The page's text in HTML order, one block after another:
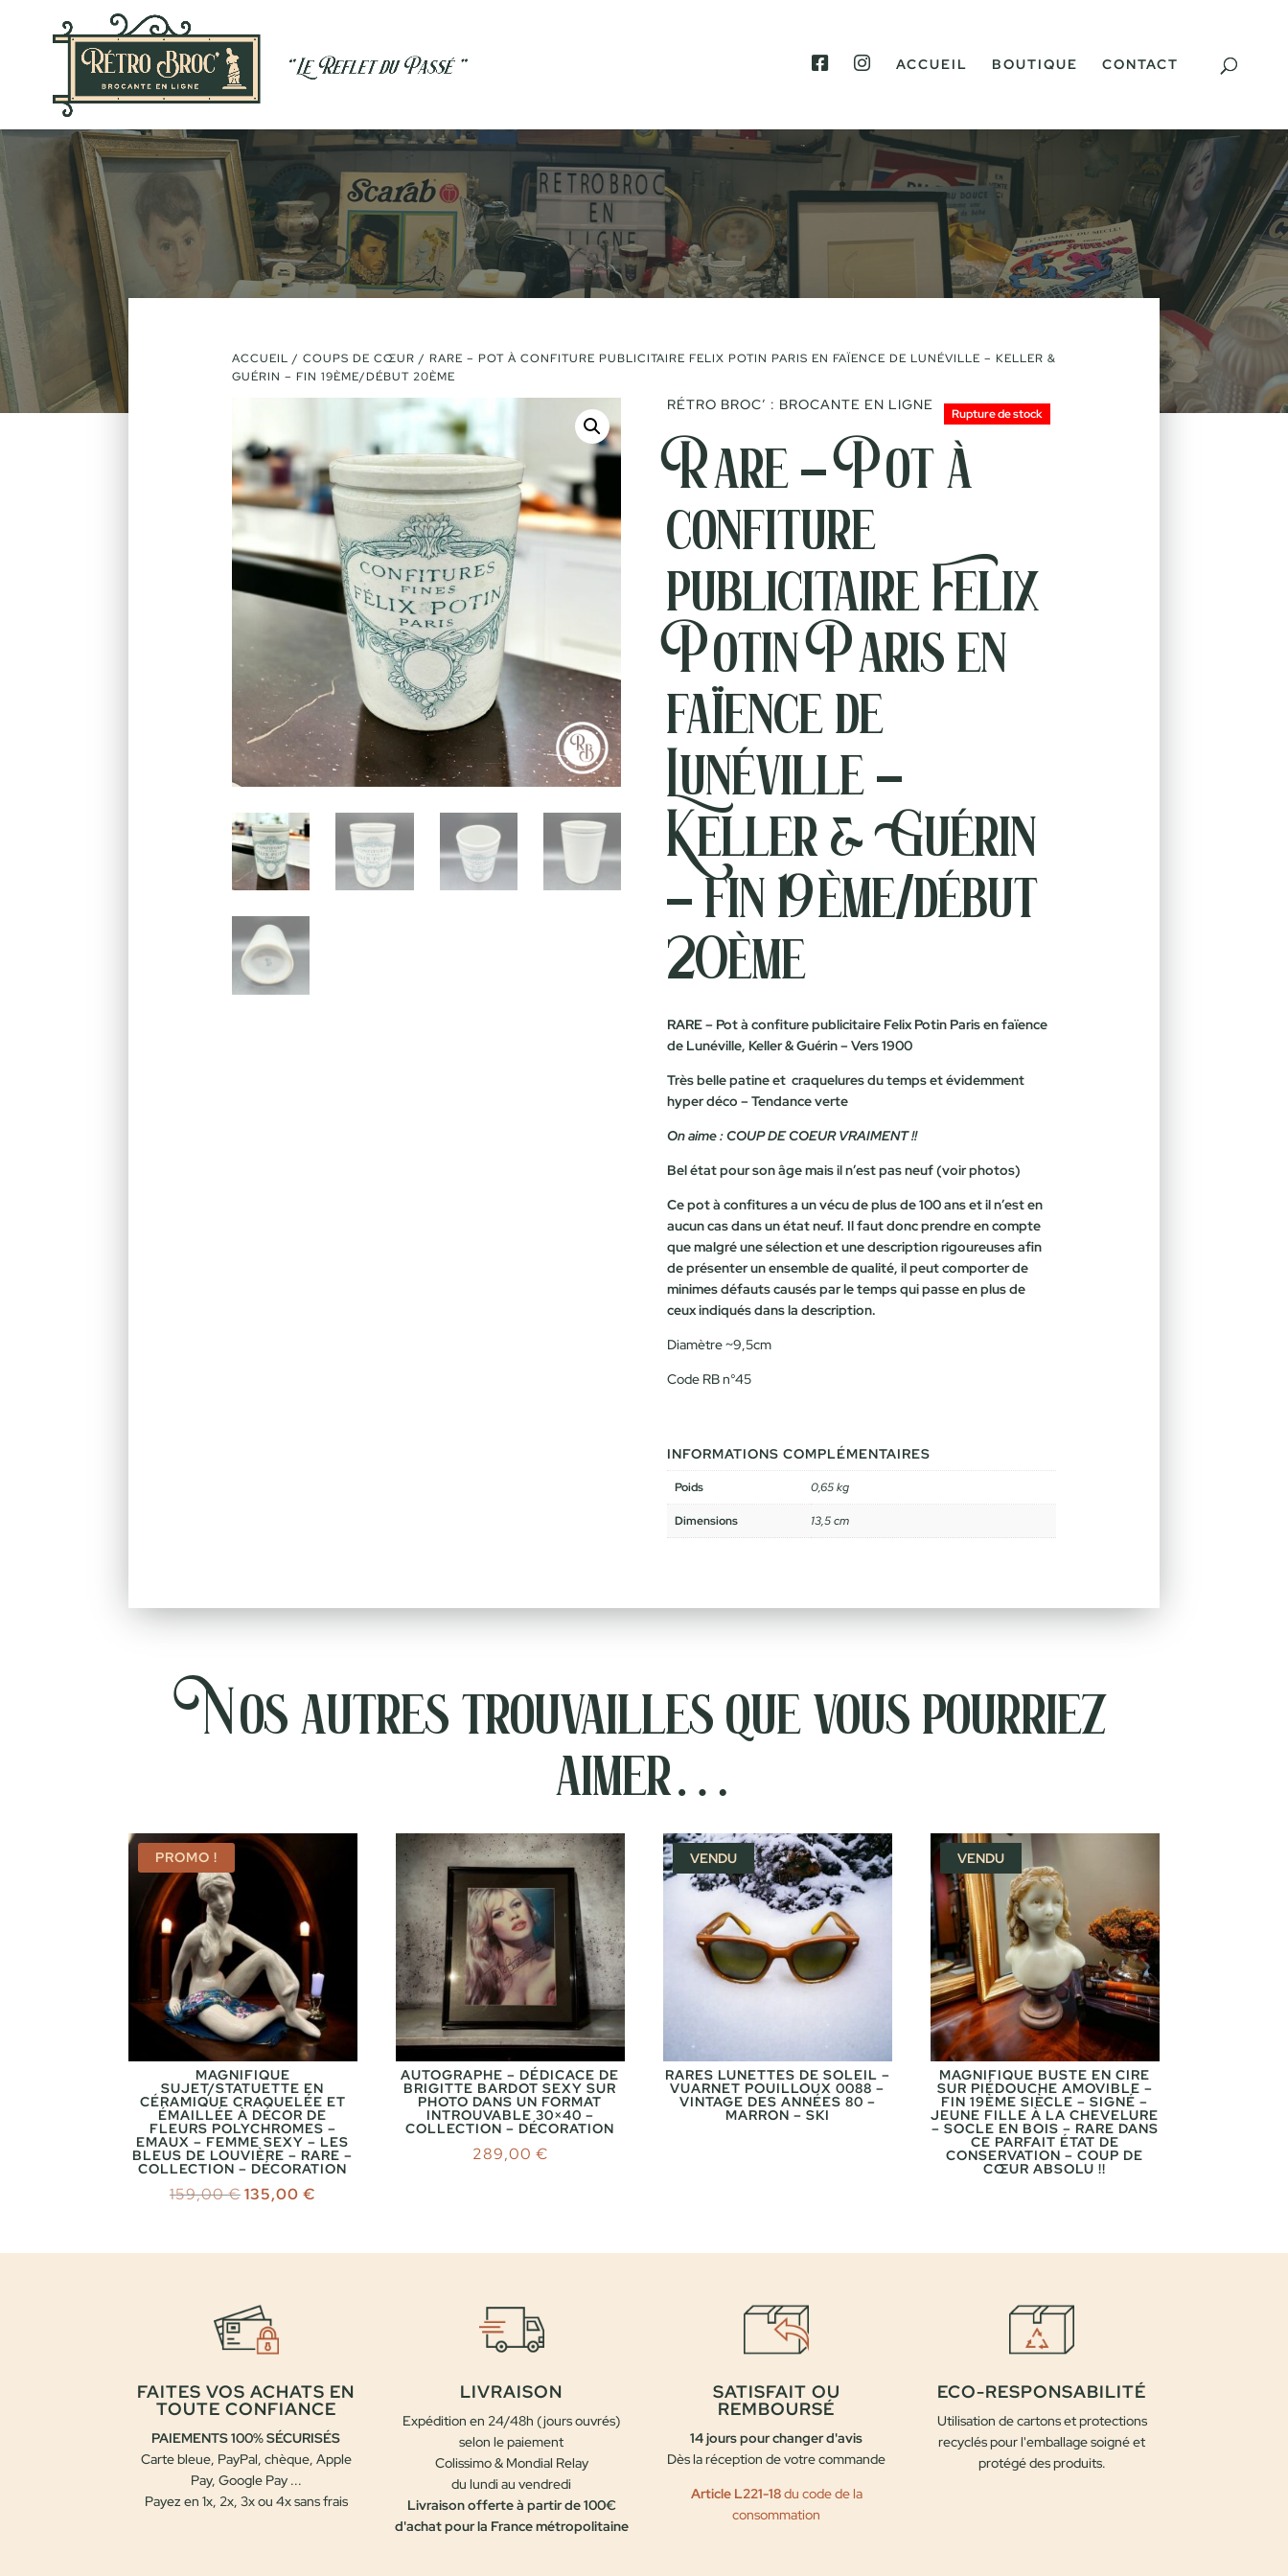
O
K
G
R
A
M
ACCUEIL BOUTIQUE CONTACT
VENDU
ACCUEIL / COUPS DE CŒUR / RARE – POT À CONFITURE PUBLICITAIRE FELIX POTIN PARIS EN FAÏENCE DE LUNÉVILLE – KELLER &
GUÉRIN – FIN 19ÈME/DÉBUT 20ÈME
RÉTRO BROC’ : BROCANTE EN LIGNE
Rare – Pot à
confiture
publicitaire Felix
Potin Paris en
faïence de
Lunéville –
Keller & Guérin
– fin 19ème/début
20ème
Rupture de stock
RARE – Pot à confiture publicitaire Felix Potin Paris en faïence
de Lunéville, Keller & Guérin – Vers 1900
Très belle patine et craquelures du temps et évidemment
hyper déco – Tendance verte
On aime : COUP DE COEUR VRAIMENT !!
Bel état pour son âge mais il n’est pas neuf (voir photos)
Ce pot à confitures a un vécu de plus de 100 ans et il n’est en
aucun cas dans un état neuf. Il faut donc prendre en compte
que malgré une sélection et une description rigoureuses afin
de présenter un ensemble de qualité, il peut comporter de
minimes défauts causés par le temps qui passe en plus de
ceux indiqués dans la description.
Diamètre ~9,5cm
Code RB n°45
INFORMATIONS COMPLÉMENTAIRES
Poids 0,65 kg
Dimensions 13,5 cm
Nos autres trouvailles que vous pourriez
aimer…
PROMO !
MAGNIFIQUE
SUJET/STATUETTE EN
CÉRAMIQUE CRAQUELÉE ET
ÉMAILLÉE À DÉCOR DE
FLEURS POLYCHROMES –
EMAUX – FEMME SEXY – LES
BLEUS DE LOUVIÈRE – RARE –
COLLECTION – DÉCORATION
159,00€Le
135,00 €
AUTOGRAPHE – DÉDICACE DE
BRIGITTE BARDOT SEXY SUR
PHOTO DANS UN FORMAT
INTROUVABLE 30×40 –
COLLECTION – DÉCORATION
289,00 €
VENDU
RARES LUNETTES DE SOLEIL –
VUARNET POUILLOUX 0088 –
VINTAGE DES ANNÉES 80 –
MARRON – SKI
VENDU
MAGNIFIQUE BUSTE EN CIRE
SUR PIÉDOUCHE AMOVIBLE –
FIN 19ÈME SIÈCLE – SIGNÉ –
JEUNE FILLE À LA CHEVELURE
– SOCLE EN BOIS – RARE DANS
CE PARFAIT ÉTAT DE
CONSERVATION – COUP DE
CŒUR ABSOLU !!
FAITES VOS ACHATS EN
TOUTE CONFIANCE
PAIEMENTS 100% SÉCURISÉS
Carte bleue, PayPal, chèque, Apple
Pay, Google Pay ...
Payez en 1x, 2x, 3x ou 4x sans frais
LIVRAISON
Expédition en 24/48h (jours ouvrés)
selon le paiement
Colissimo & Mondial Relay
du lundi au vendredi
Livraison offerte à partir de 100€
d'achat pour la France métropolitaine
SATISFAIT OU
REMBOURSÉ
14 jours pour changer d'avis
Dès la réception de votre commande
Article L221-18du code de la
consommation
ECO-RESPONSABILITÉ
Utilisation de cartons et protections
recyclés pour l'emballage soigné et
protégé des produits.